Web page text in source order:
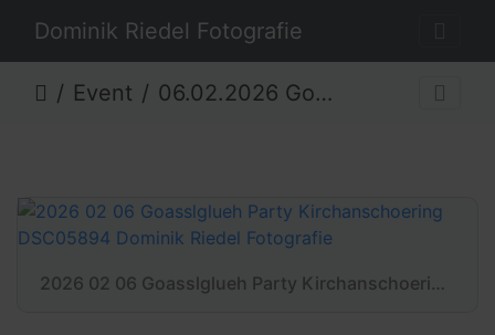
Dominik Riedel Fotografie
Event 06.02.2026 Goaßlglüh-Party Kirchanschöring
2026 02 06 Goasslglueh Party Kirchanschoering DSC05894 Dominik Riedel Fotografie